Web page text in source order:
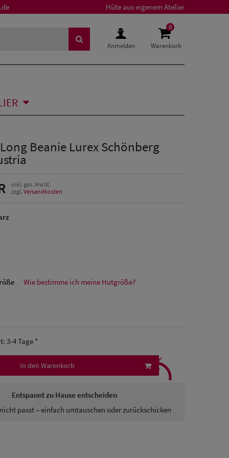
Hüte aus eigenem Atelier
Anmelden
0
Warenkorb
Beanie Lurex Schönberg
inkl. ges. MwSt.
zzgl. Versandkosten
Wie bestimme ich meine Hutgröße?
3-4 Tage *
In den Warenkorb
Entspannt zu Hause entscheiden
passt – einfach umtauschen oder zurückschicken
⤹